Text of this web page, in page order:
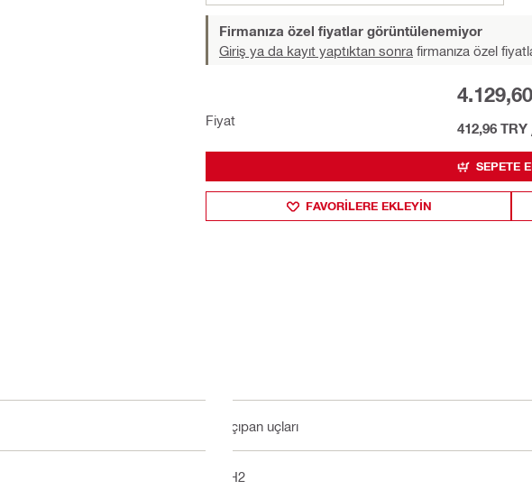
Firmanıza özel fiyatlar görüntülenemiyor
Giriş ya da kayıt yaptıktan sonra firmanıza özel
Fiyat 412,96 TRY
SEPETE
FAVORILERE EKLEYIN
Alçıpan uçları
PH2